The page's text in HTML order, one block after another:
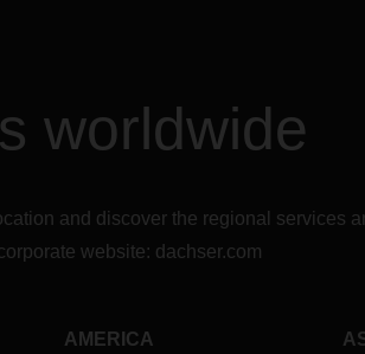
worldwide
and discover the regional services
website: dachser.com
AMERICA